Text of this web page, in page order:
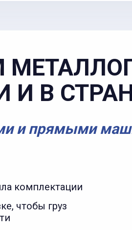
И В
и прямыми
комплектации
чтобы груз